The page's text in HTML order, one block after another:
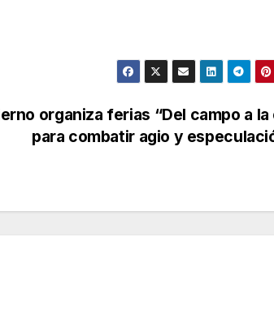
organiza ferias “Del campo a la
para combatir agio y